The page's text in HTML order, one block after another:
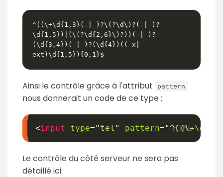
^((\+\d{1,3}(-| )?\(?\d\)?(-| )?
\d{1,5})|(\(?\d{2,6}\)?))(-| )?
(\d{3,4})(-| )?(\d{4})(( x|
ext)\d{1,5}){0,1}$
Ainsi le contrôle grâce à l'attribut pattern
nous donnerait un code de ce type :
<input type=" tel " pattern="
Le contrôle du côté serveur ne sera pas
détaillé ici.